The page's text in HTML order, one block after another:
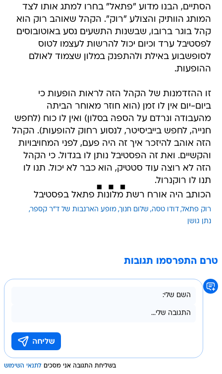
הסתיים, הבנו מדוע "פתאל" בחרו למתג אותו לצד
המותג הוותיק והצולע "רוק". הקהל שאוהב רוק הוא
קהל בוגר ברובו, שבשנות התשעים נסע באוטובוסים
לפסטיבל ערד וכיום יכול להרשות לעצמו לטוס
לסופשבוע באילת ולהתפנק במלון שצמוד לאולם
ההופעות.
זו ההזדמנות של הקהל הזה לראות הופעות כי
ביום-יום אין לו זמן (הוא חוזר מאוחר הביתה
מהעבודה ונרדם על הספה בסלון) ואין לו כוח (לחפש
חנייה, לחפש בייביסיטר, לנסוע רחוק להופעות). הקהל
הזה אוהב להיזכר איך זה היה פעם, לפני המחויבויות
והקשיים. ואת זה הפסטיבל נותן לו בגדול. כי הקהל
הזה לא רוצה עוד סטטיק, הוא כבר לא יכול. תנו לו
תנו לו רוקנרול.
הכותב היה אורח רשת מלונות פתאל בפסטיבל
רוק פתאל דודו טסה שלום חנוך מופע הארנבות של ד"ר קספר
נתן גושן
טרם התפרסמו תגובות
בשליחת התגובה אני מסכים לתנאי השימוש